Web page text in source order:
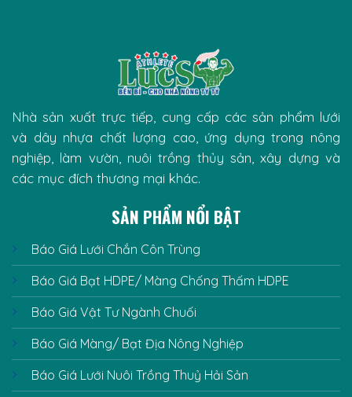
Nhà sản xuất trực tiếp, cung cấp các sản phẩm lưới
và dây nhựa chất lượng cao, ứng dụng trong nông
nghiệp, làm vườn, nuôi trồng thủy sản, xây dựng và
các mục đích thương mại khác.
SẢN PHẨM NỔI BẬT
Báo Giá Lưới Chắn Côn Trùng
Báo Giá Bạt HDPE/ Màng Chống Thấm HDPE
Báo Giá Vật Tư Ngành Chuối
Báo Giá Màng/ Bạt Địa Nông Nghiệp
Báo Giá Lưới Nuôi Trồng Thuỷ Hải Sản